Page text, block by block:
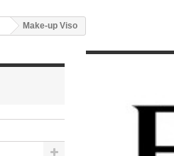
Make-up Viso